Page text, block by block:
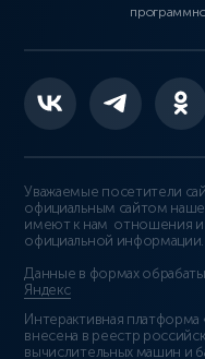
Уважаемые посетители
официальным сайтом
имеют к нам отношения и
официальной информации.
Данные в формах
Яндекс
Интерактивная
внесена в реестр
вычислительных машин и